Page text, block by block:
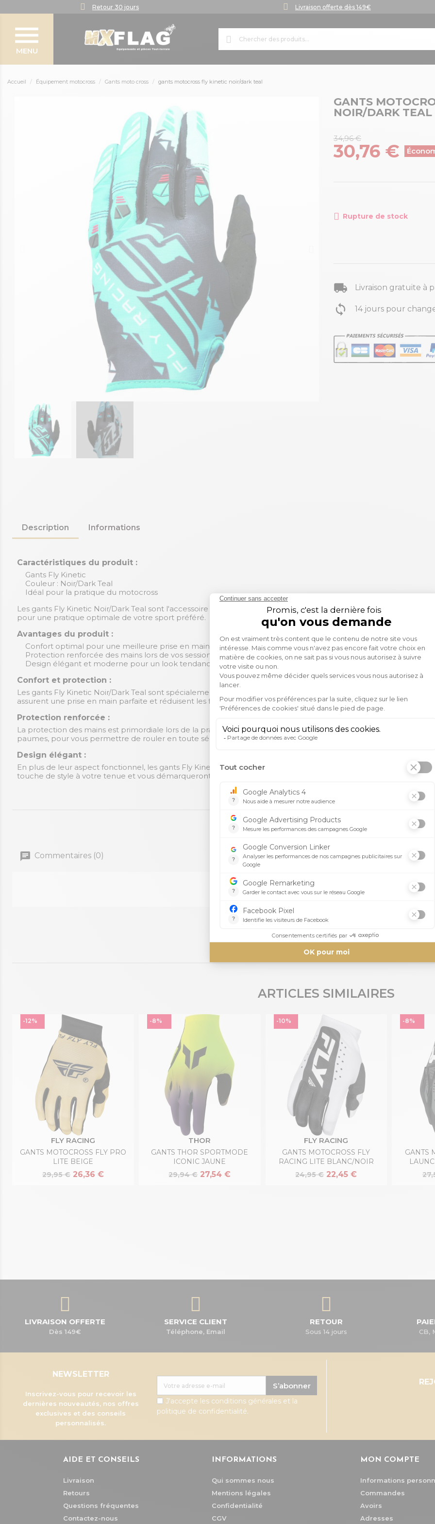
Retour 30 jours Livraison offerte dès 149€
MENU
Accueil Équipement motocross Gants moto cross gants motocross fly kinetic noir/dark teal
GANTS
NOIR/DARK TEAL
34,96 €
30,76 €
Rupture de stock
Livraison gratuite à
14 jours pour
Description Informations
Caractéristiques du produit :
Gants Fly Kinetic
Couleur : Noir/Dark Teal
Idéal pour la pratique du motocross
Les gants Fly Kinetic Noir/Dark Teal sont l'accessoire parfait pour les passionnés de motocross. Conçus pour
pour une pratique optimale de votre sport préféré.
Avantages du produit :
Confort optimal pour une meilleure prise en main
Protection renforcée des mains lors de vos sessions de motocross
Design élégant et moderne pour un look tendance sur les pistes
Confort et protection :
Les gants Fly Kinetic Noir/Dark Teal sont spécialement conçus pour offrir un confort optimal lors de vos sessions
assurent une prise en main parfaite et réduisent les frottements pour éviter les ampoules.
Protection renforcée :
La protection des mains est primordiale lors de la pratique du motocross. Les gants Fly Kinetic offrent une
paumes, pour vous permettre de rouler en toute sécurité et de repousser vos limites en toute confiance.
Design élégant :
En plus de leur aspect fonctionnel, les gants Fly Kinetic Noir/Dark Teal arborent un design élégant et moderne.
touche de style à votre tenue et vous démarqueront sur les pistes de motocross.
Commentaires (0)
Aucun avis n'a été publié pour le moment.
ARTICLES SIMILAIRES
FLY RACING
GANTS MOTOCROSS FLY PRO
LITE BEIGE
29,95 € 26,36 €
-12%
THOR
GANTS THOR SPORTMODE
ICONIC JAUNE
29,94 € 27,54 €
-8%
FLY RACING
GANTS MOTOCROSS FLY
RACING LITE BLANC/NOIR
24,95 € 22,45 €
-10%
GANTS
-8%
LIVRAISON OFFERTE
Dès 149€
SERVICE CLIENT
Téléphone, Email
RETOUR
Sous 14 jours CB,
NEWSLETTER
Inscrivez-vous pour recevoir les
dernières nouveautés, nos offres
exclusives et des conseils
personnalisés.
S’abonner
J'accepte les conditions générales et la
politique de confidentialité.
AIDE ET CONSEILS
Livraison
Retours
Questions fréquentes
Contactez-nous
INFORMATIONS
Qui sommes nous
Mentions légales
Confidentialité
CGV
MON COMPTE
Informations
Commandes
Avoirs
Adresses